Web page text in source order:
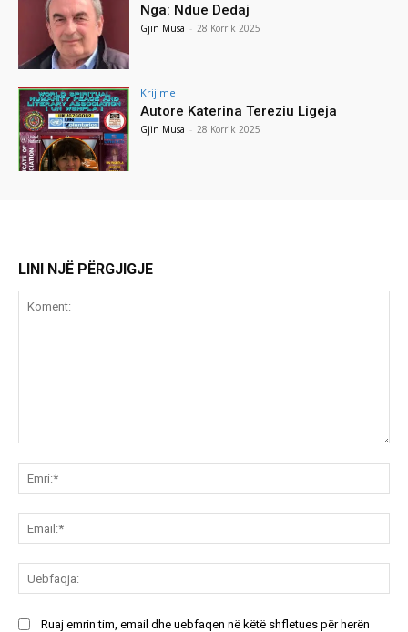
Nga: Ndue Dedaj
Gjin Musa - 28 Korrik 2025
Krijime
Autore Katerina Tereziu Ligeja
Gjin Musa - 28 Korrik 2025
LINI NJË PËRGJIGJE
Ruaj emrin tim, email dhe uebfaqen në këtë shfletues për herën